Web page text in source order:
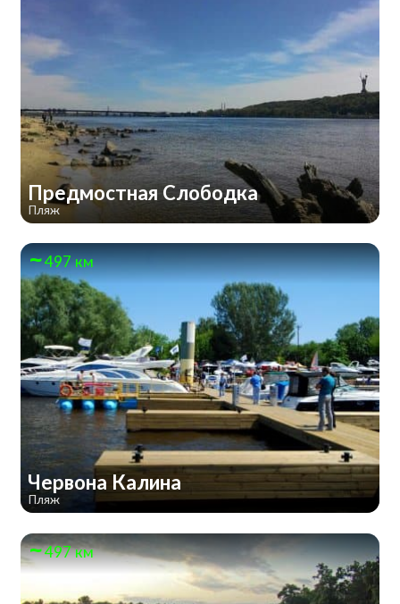
Предмостная Слободка
Пляж
497 км
Червона Калина
Пляж
497 км